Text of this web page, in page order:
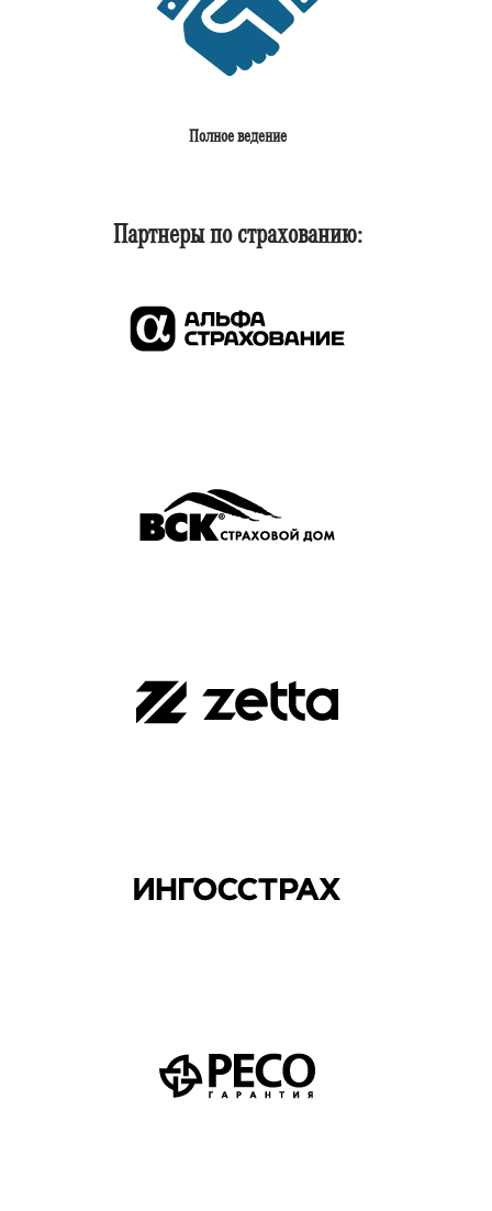
Полное ведение
Партнеры по страхованию: